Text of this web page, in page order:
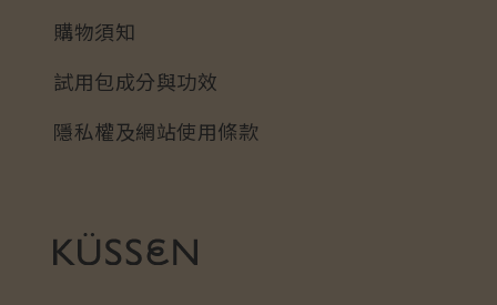
購物須知
試用包成分與功效
隱私權及網站使用條款